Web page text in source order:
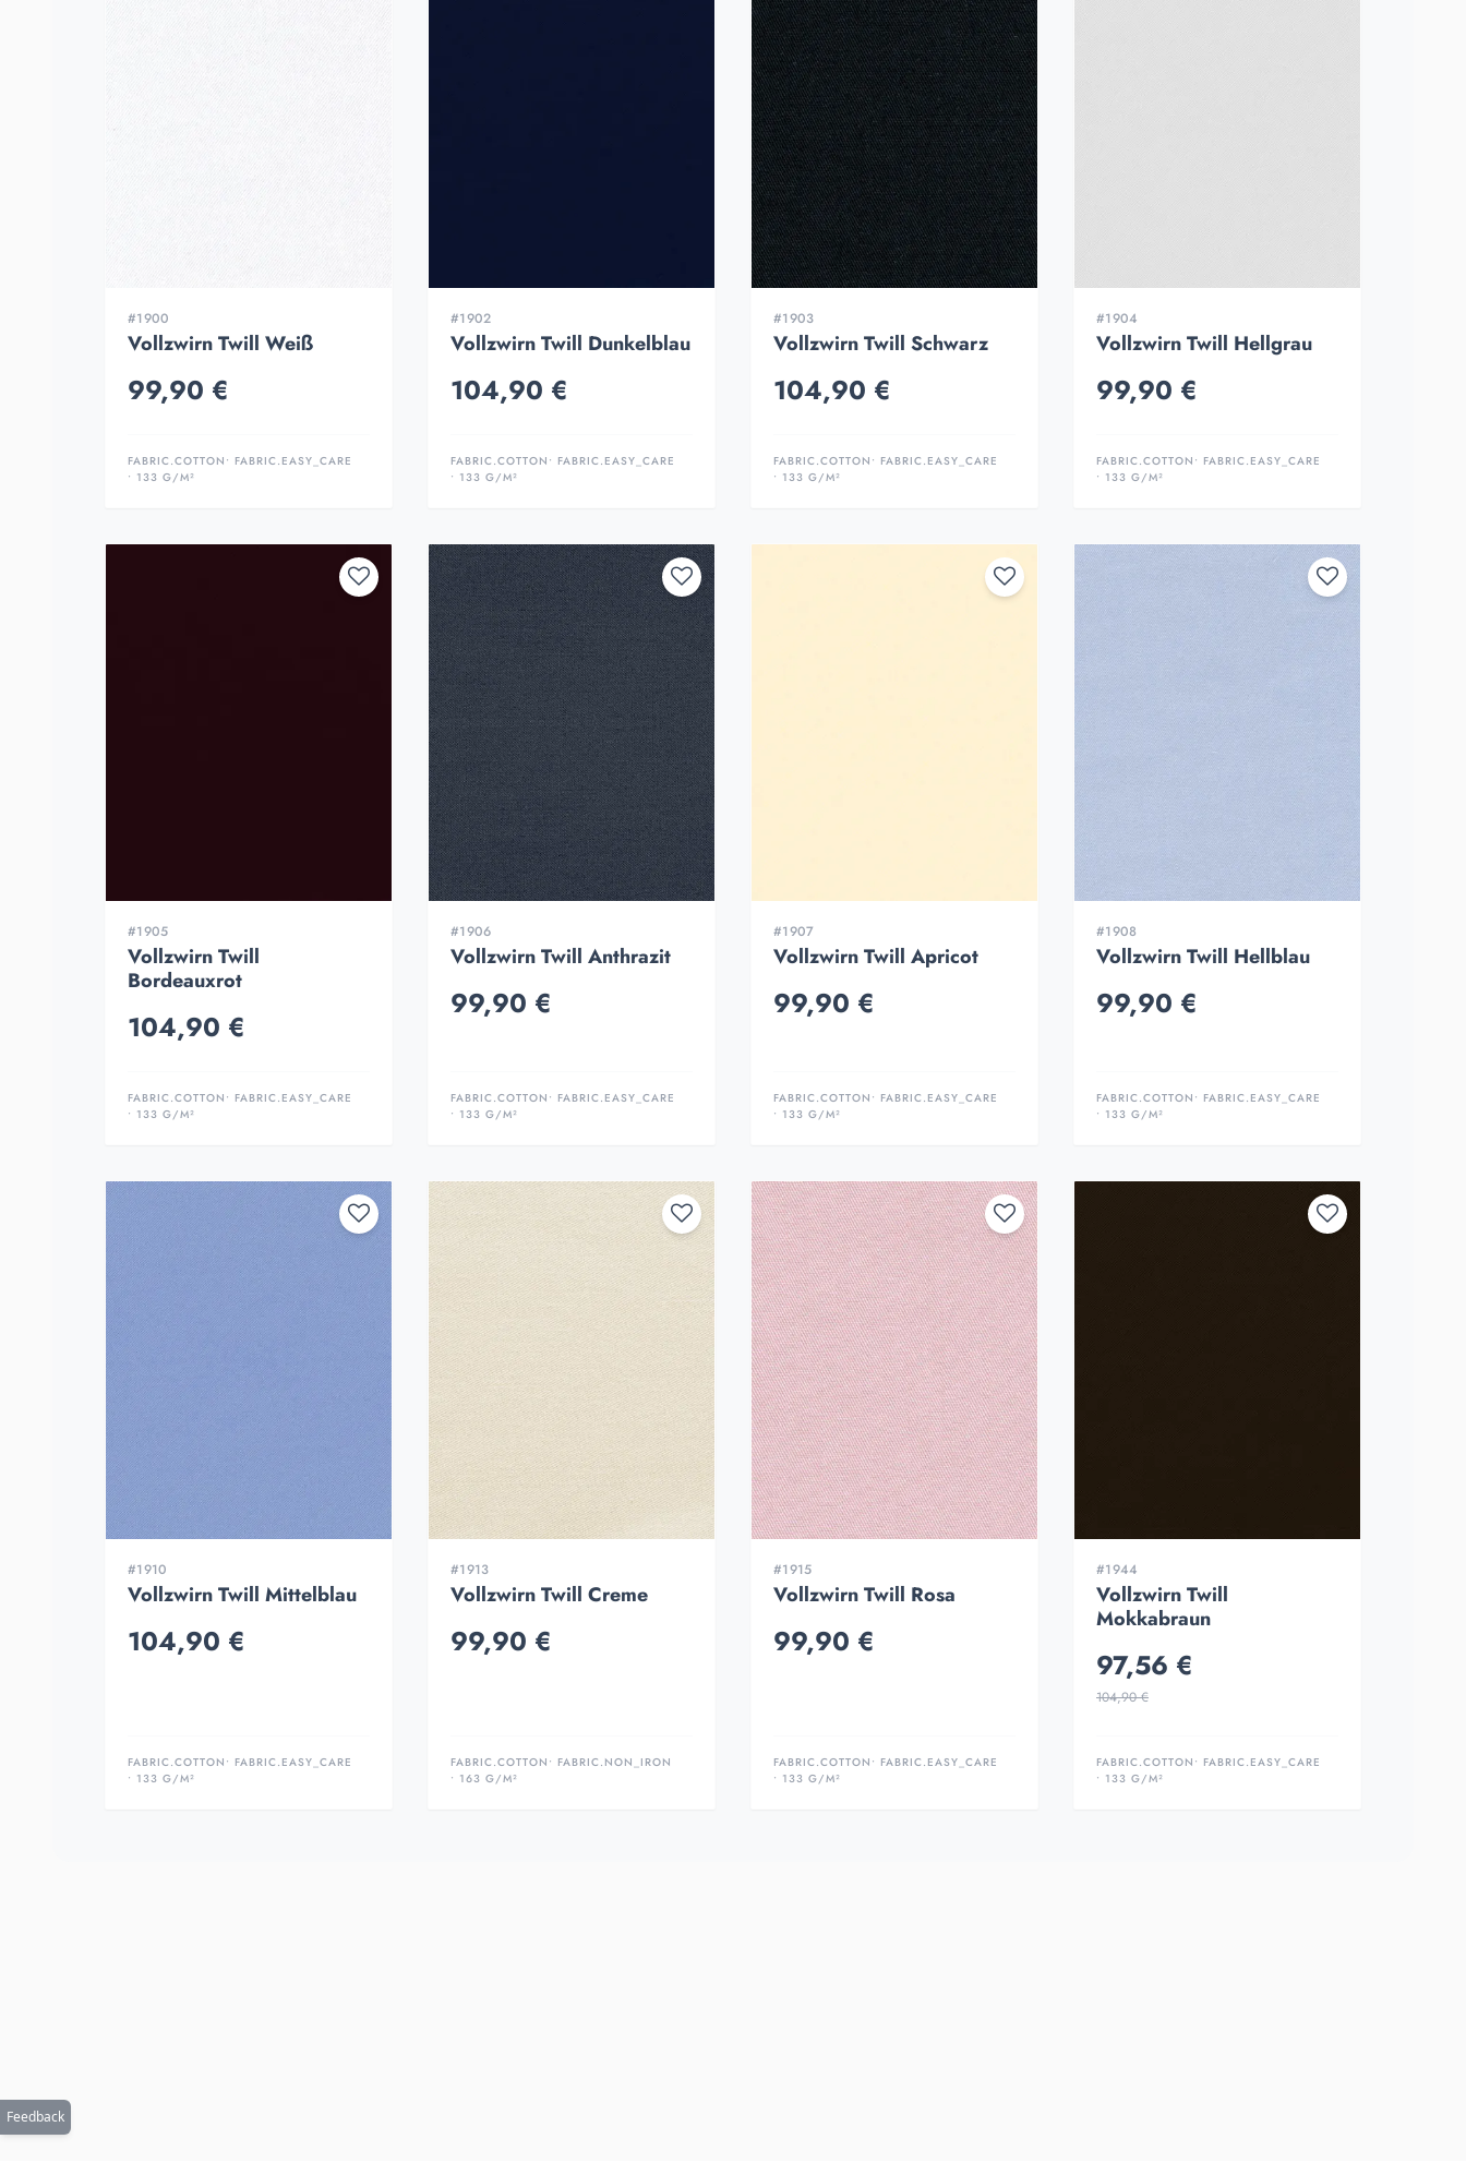
#1900
Vollzwirn Twill Weiß
99,90 €
FABRIC.COTTON • FABRIC.EASY_CARE
• 133 G/M²
#1902
Vollzwirn Twill Dunkelblau
104,90 €
FABRIC.COTTON • FABRIC.EASY_CARE
• 133 G/M²
#1903
Vollzwirn Twill Schwarz
104,90 €
FABRIC.COTTON • FABRIC.EASY_CARE
• 133 G/M²
#1904
Vollzwirn Twill Hellgrau
99,90 €
FABRIC.COTTON • FABRIC.EASY_CARE
• 133 G/M²
#1905
Vollzwirn Twill
Bordeauxrot
104,90 €
FABRIC.COTTON • FABRIC.EASY_CARE
• 133 G/M²
#1906
Vollzwirn Twill Anthrazit
99,90 €
FABRIC.COTTON • FABRIC.EASY_CARE
• 133 G/M²
#1907
Vollzwirn Twill Apricot
99,90 €
FABRIC.COTTON • FABRIC.EASY_CARE
• 133 G/M²
#1908
Vollzwirn Twill Hellblau
99,90 €
FABRIC.COTTON • FABRIC.EASY_CARE
• 133 G/M²
#1910
Vollzwirn Twill Mittelblau
104,90 €
FABRIC.COTTON • FABRIC.EASY_CARE
• 133 G/M²
#1913
Vollzwirn Twill Creme
99,90 €
FABRIC.COTTON • FABRIC.NON_IRON
• 163 G/M²
#1915
Vollzwirn Twill Rosa
99,90 €
FABRIC.COTTON • FABRIC.EASY_CARE
• 133 G/M²
#1944
Vollzwirn Twill
Mokkabraun
97,56 €
104,90 €
FABRIC.COTTON • FABRIC.EASY_CARE
• 133 G/M²
Feedback